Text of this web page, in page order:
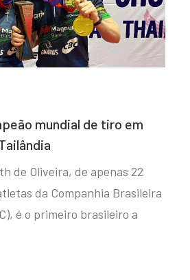
mundial de tiro em
de Oliveira, de apenas 22
da Companhia Brasileira
é o primeiro brasileiro a